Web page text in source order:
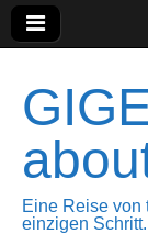
Eine Reise von
einzigen